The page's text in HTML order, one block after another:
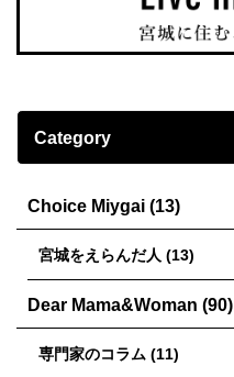
Category
Choice Miygai (13)
宮城をえらんだ人 (13)
Dear Mama&Woman (90)
専門家のコラム (11)